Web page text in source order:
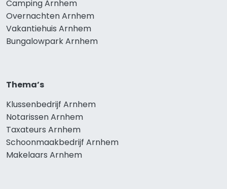
Camping Arnhem
Overnachten Arnhem
Vakantiehuis Arnhem
Bungalowpark Arnhem
Thema’s
Klussenbedrijf Arnhem
Notarissen Arnhem
Taxateurs Arnhem
Schoonmaakbedrijf Arnhem
Makelaars Arnhem